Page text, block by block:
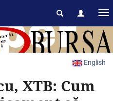
English
XTB: Cum